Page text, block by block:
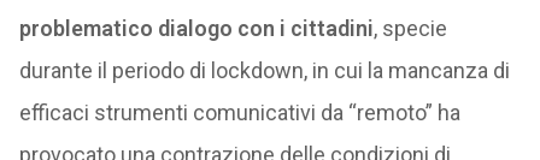
problematico dialogo con i cittadini, specie
durante il periodo di lockdown, in cui la mancanza di
efficaci strumenti comunicativi da “remoto” ha
provocato una contrazione delle condizioni di